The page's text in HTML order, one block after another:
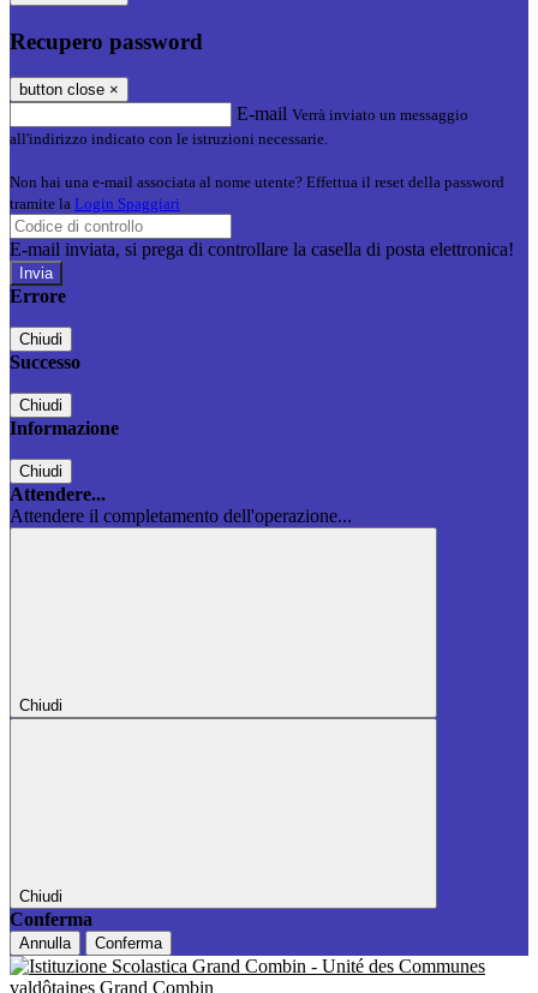
Recupero password
button close ×
E-mail Verrà inviato un messaggio
all'indirizzo indicato con le istruzioni necessarie.
Non hai una e-mail associata al nome utente? Effettua il reset della password
tramite la Login Spaggiari
E-mail inviata, si prega di controllare la casella di posta elettronica!
Errore
Chiudi
Successo
Chiudi
Informazione
Chiudi
Attendere...
Attendere il completamento dell'operazione...
Chiudi
Chiudi
Conferma
Annulla Conferma